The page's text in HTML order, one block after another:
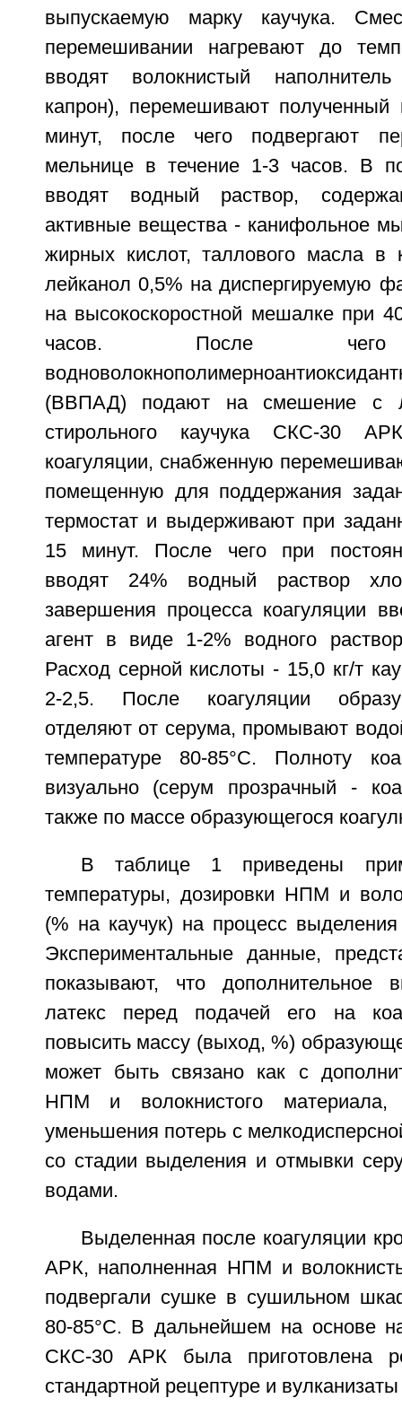
выпускаемую марку каучука.
перемешивании нагревают до
вводят волокнистый
капрон), перемешивают полученный
минут, после чего подвергают
мельнице в течение 1-3 часов. В
вводят водный раствор,
активные вещества - канифольное
жирных кислот, таллового масла в
лейканол 0,5% на диспергируемую
на высокоскоростной мешалке при
часов. После чего
(ВВПАД) подают на смешение с
стирольного каучука СКС-30
коагуляции, снабженную
помещенную для поддержания
термостат и выдерживают при
15 минут. После чего при
вводят 24% водный раствор
завершения процесса коагуляции
агент в виде 1-2% водного
Расход серной кислоты - 15,0 кг/т
2-2,5. После коагуляции
отделяют от серума, промывают
температуре 80-85°С. Полноту
визуально (серум прозрачный -
также по массе образующегося
В таблице 1 приведены
температуры, дозировки НПМ и
(% на каучук) на процесс выделения
Экспериментальные данные,
показывают, что
латекс перед подачей его на
повысить массу (выход, %)
может быть связано как с
НПМ и волокнистого
уменьшения потерь с
со стадии выделения и отмывки
водами.
Выделенная после коагуляции
АРК, наполненная НПМ и
подвергали сушке в сушильном
80-85°С. В дальнейшем на основе
СКС-30 АРК была приготовлена
стандартной рецептуре и